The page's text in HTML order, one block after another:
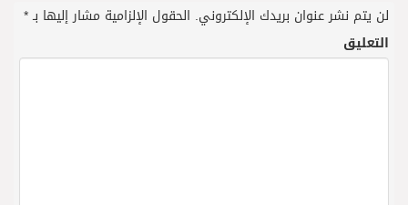
لن يتم نشر عنوان بريدك الإلكتروني. الحقول الإلزامية مشار إليها بـ*
التعليق